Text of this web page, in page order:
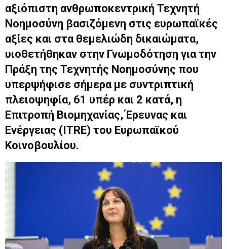
αξιόπιστη ανθρωποκεντρική Τεχνητή
Νοημοσύνη βασιζόμενη στις ευρωπαϊκές
αξίες και στα θεμελιώδη δικαιώματα,
υιοθετήθηκαν στην Γνωμοδότηση για την
Πράξη της Τεχνητής Νοημοσύνης που
υπερψήφισε σήμερα με συντριπτική
πλειοψηφία, 61 υπέρ και 2 κατά, η
Επιτροπή Βιομηχανίας, Έρευνας και
Ενέργειας (ITRE) του Ευρωπαϊκού
Κοινοβουλίου.